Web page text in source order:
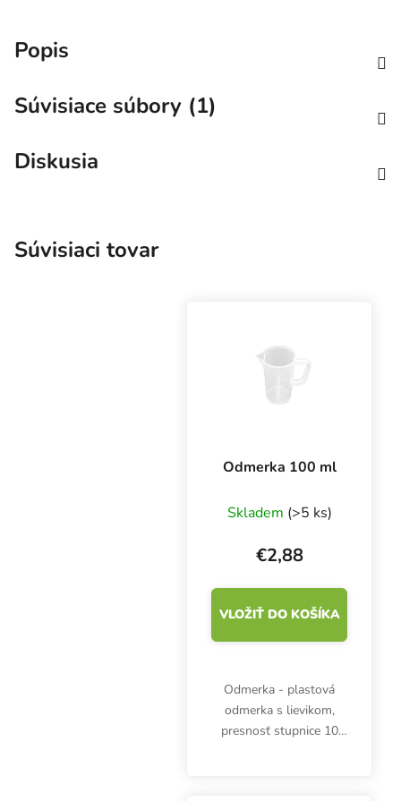
Popis
Súvisiace súbory (1)
Diskusia
Súvisiaci tovar
Odmerka 100 ml
Skladem (>5 ks)
€2,88
VLOŽIŤ DO KOŠÍKA
Odmerka - plastová
odmerka s lievikom,
presnosť stupnice 10